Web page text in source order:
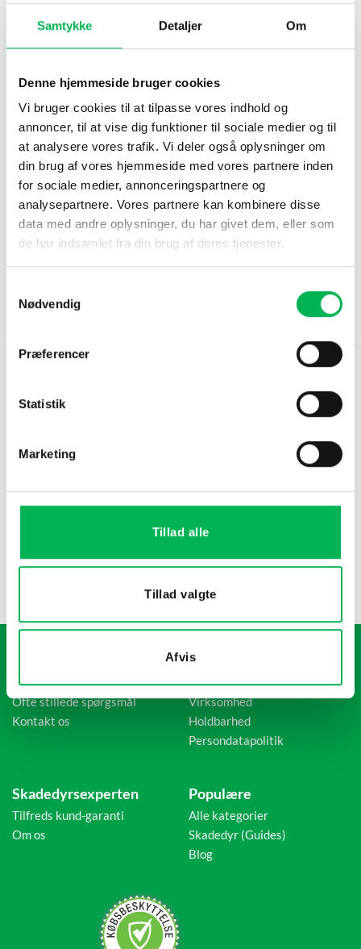
Samtykke Detaljer Om
Denne hjemmeside bruger cookies
Vi bruger cookies til at tilpasse vores indhold og
annoncer, til at vise dig funktioner til sociale medier og til
at analysere vores trafik. Vi deler også oplysninger om
din brug af vores hjemmeside med vores partnere inden
for sociale medier, annonceringspartnere og
analysepartnere. Vores partnere kan kombinere disse
data med andre oplysninger, du har givet dem, eller som
de har indsamlet fra din brug af deres tjenester.
Nødvendig
Præferencer
Statistik
Marketing
Tillad alle
Tillad valgte
Afvis
Metalbur til Mus
A24 Holder
Goodnature®
Gratis fragt Leveringer
MobilePay 250.000+ Kunder
Tilfredshedsgaranti
Retur/reklamation
Ofte stillede spørgsmål
Kontakt os
Information
Købsvilkår
Virksomhed
Holdbarhed
Persondatapolitik
Skadedyrsexperten
Tilfreds kund-garanti
Om os
Populære
Alle kategorier
Skadedyr (Guides)
Blog